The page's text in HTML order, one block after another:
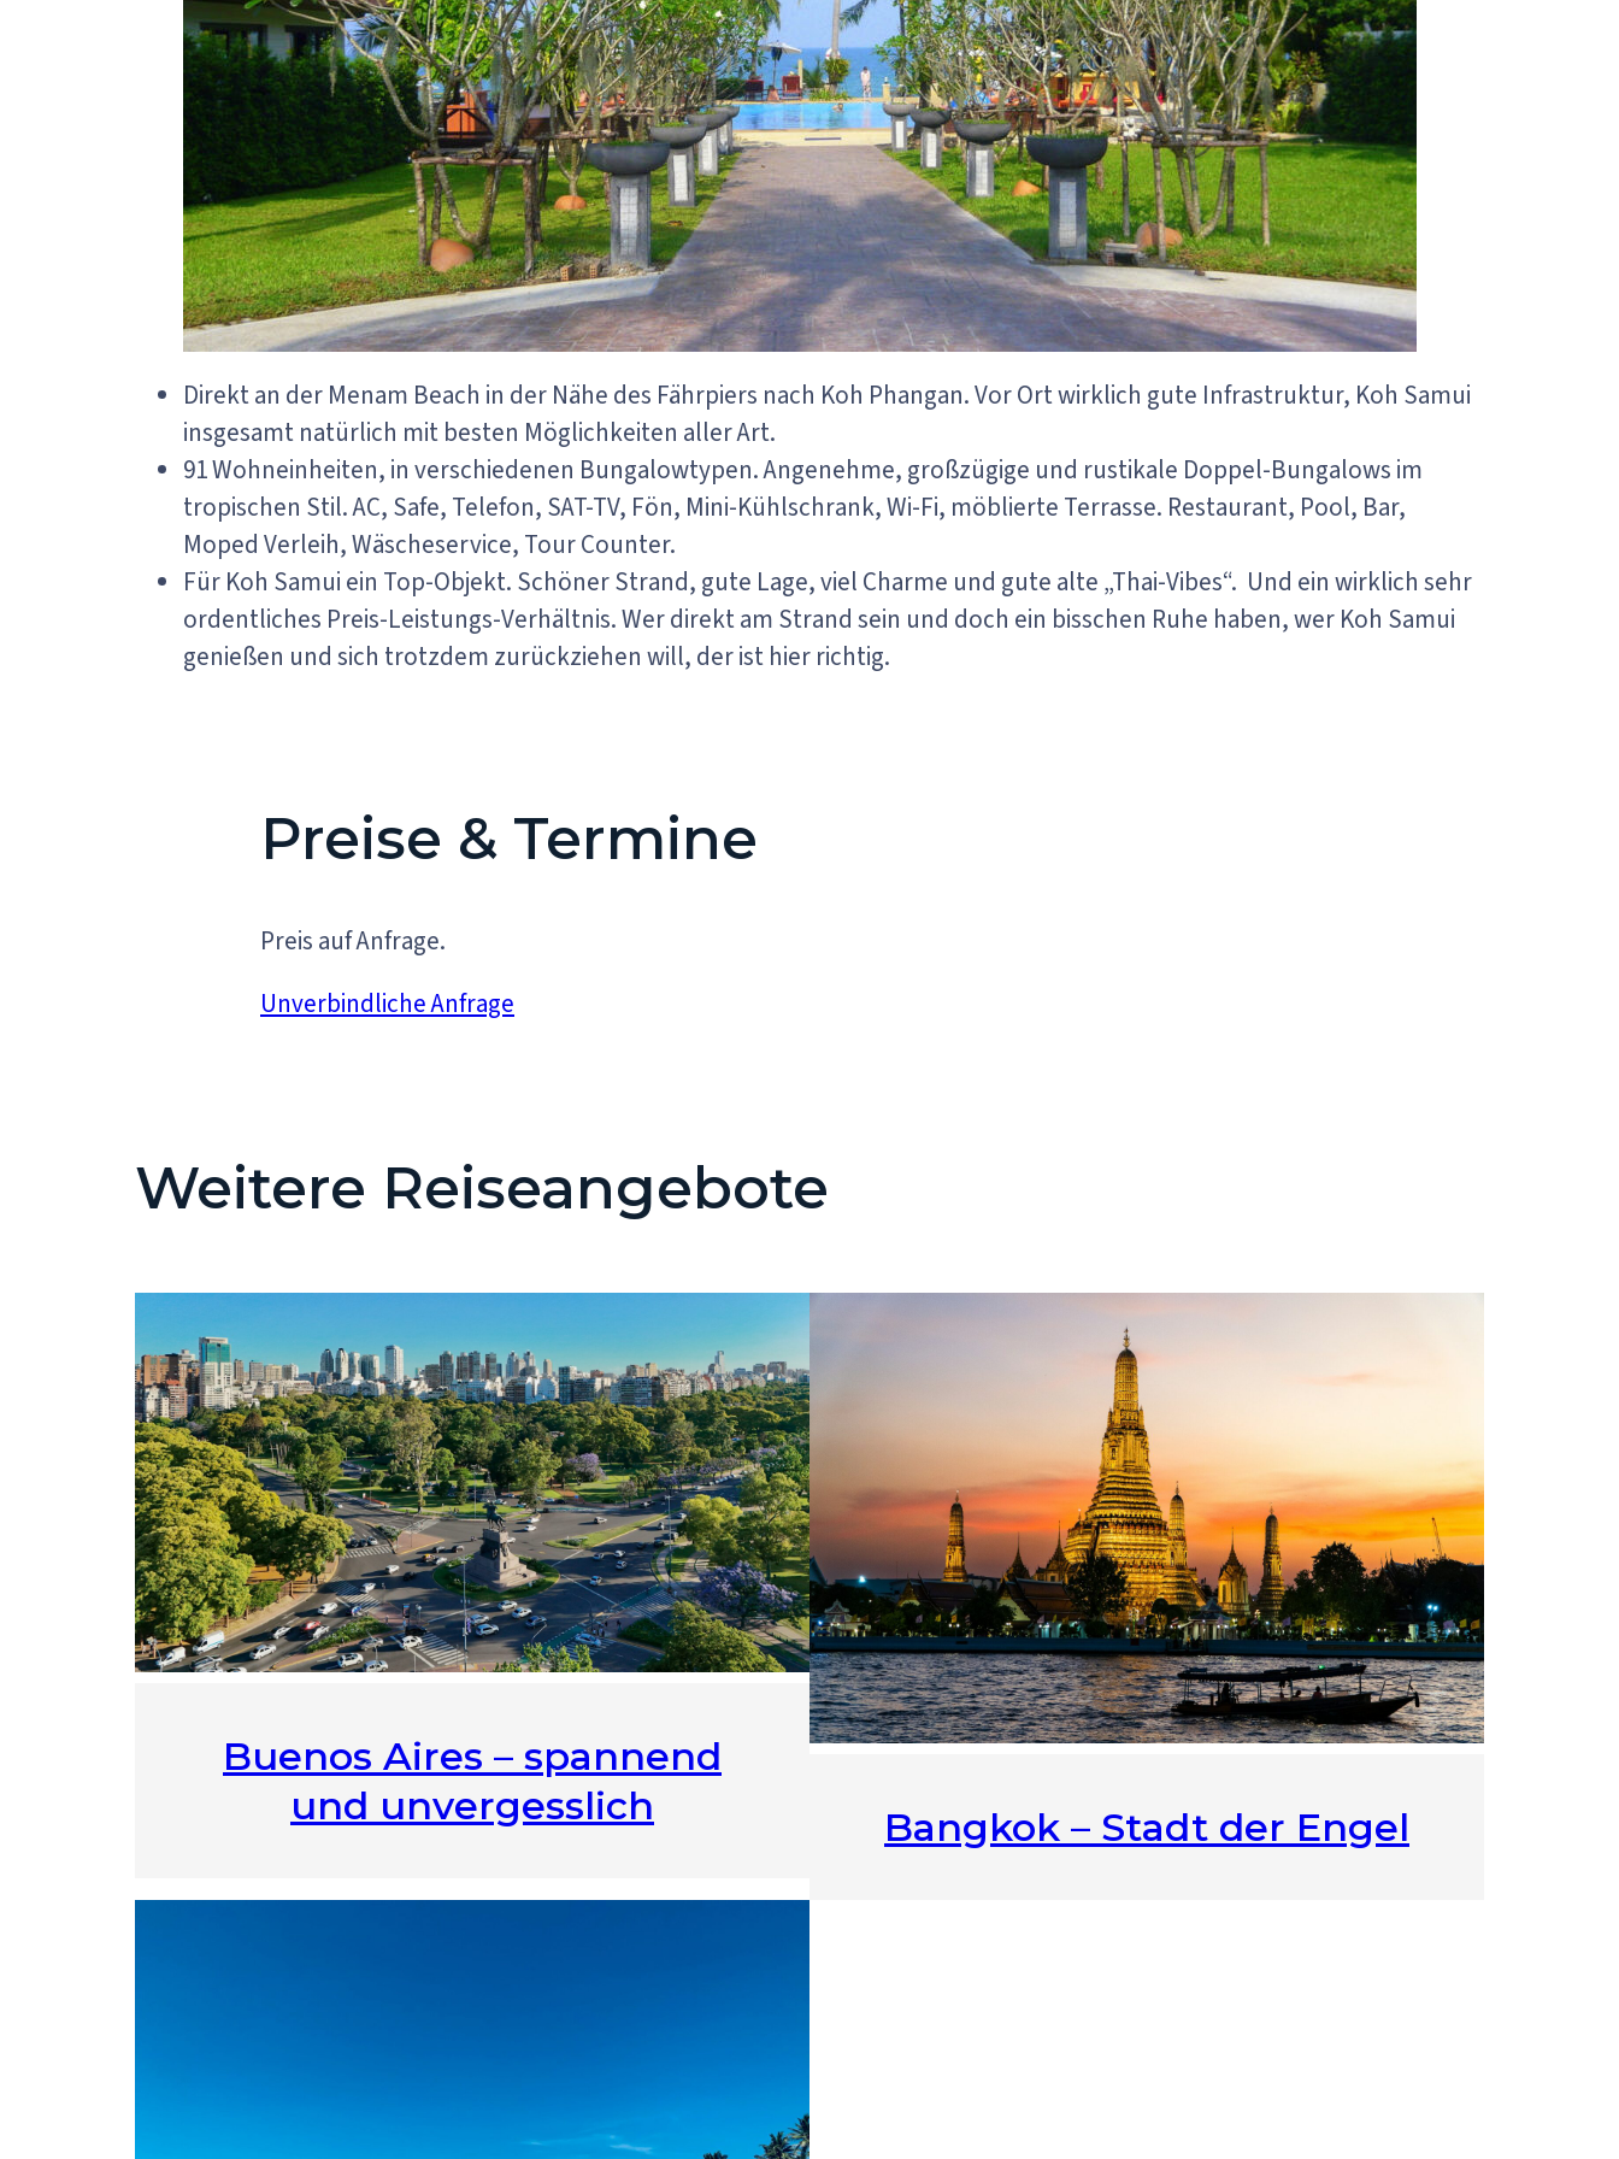
Direkt an der Menam Beach in der Nähe des Fährpiers nach Koh Phangan. Vor Ort wirklich gute Infrastruktur, Koh Samui
insgesamt natürlich mit besten Möglichkeiten aller Art.
91 Wohneinheiten, in verschiedenen Bungalowtypen. Angenehme, großzügige und rustikale Doppel-Bungalows im
tropischen Stil. AC, Safe, Telefon, SAT-TV, Fön, Mini-Kühlschrank, Wi-Fi, möblierte Terrasse. Restaurant, Pool, Bar,
Moped Verleih, Wäscheservice, Tour Counter.
Für Koh Samui ein Top-Objekt. Schöner Strand, gute Lage, viel Charme und gute alte „Thai-Vibes“. Und ein wirklich sehr
ordentliches Preis-Leistungs-Verhältnis. Wer direkt am Strand sein und doch ein bisschen Ruhe haben, wer Koh Samui
genießen und sich trotzdem zurückziehen will, der ist hier richtig.
Preise & Termine
Preis auf Anfrage.
Unverbindliche Anfrage
Weitere Reiseangebote
Buenos Aires – spannend
und unvergesslich
Bangkok – Stadt der Engel